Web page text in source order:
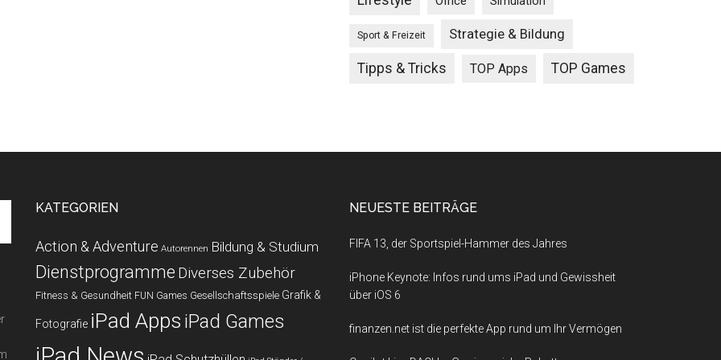
Sport & Freizeit Strategie & Bildung
Tipps & Tricks TOP Apps TOP Games
KATEGORIEN
Action & Adventure Autorennen Bildung & Studium
Dienstprogramme Diverses Zubehör
Fitness & Gesundheit FUN Games Gesellschaftsspiele Grafik &
Fotografie iPad Apps iPad Games
NEUESTE BEITRÄGE
FIFA 13, der Sportspiel-Hammer des Jahres
iPhone Keynote: Infos rund ums iPad und Gewissheit
über iOS 6
finanzen.net ist die perfekte App rund um Ihr Vermögen